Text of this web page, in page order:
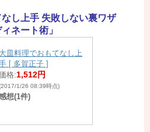
なし上手 失敗しない裏ワザ
ネート術」
大皿料理でおもてなし上
[ 多賀正子 ]
格:1,512円
1/26 08:39時点)
想(1件)